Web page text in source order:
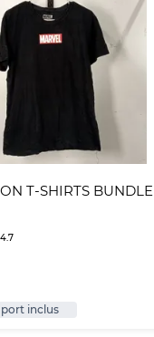
T-SHIRTS BUNDLE
4.7
port inclus